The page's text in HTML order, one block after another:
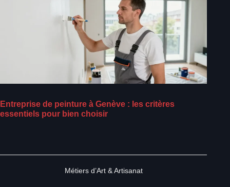
Entreprise de peinture à Genève : les critères
essentiels pour bien choisir
Métiers d’Art & Artisanat